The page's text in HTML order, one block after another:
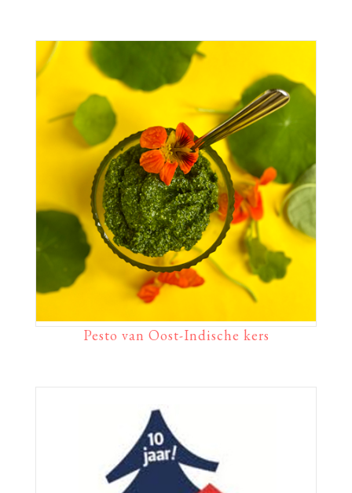
Pesto van Oost-Indische kers